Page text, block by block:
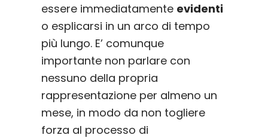
essere immediatamente evidenti
o esplicarsi in un arco di tempo
più lungo. E’ comunque
importante non parlare con
nessuno della propria
rappresentazione per almeno un
mese, in modo da non togliere
forza al processo di